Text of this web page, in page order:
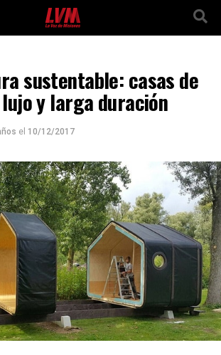
sustentable: casas de
y larga duración
el 10/12/2017